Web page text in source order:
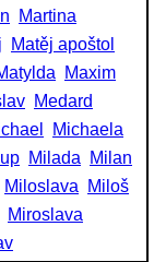
Martina
Matěj apoštol
Maxim
Medard
Michaela
Milada
Milan
Miloslava
Miloš
Miroslava